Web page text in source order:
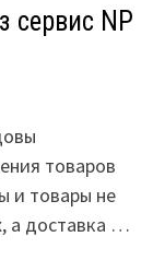
сервис NP
товаров
и товары не
а доставка …